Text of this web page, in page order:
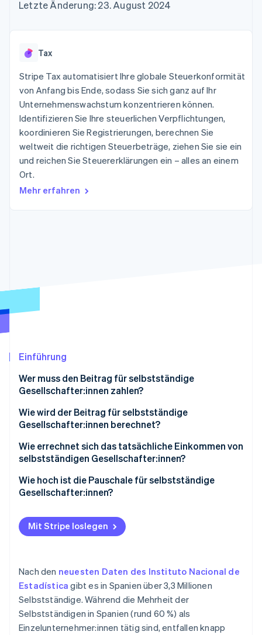
Zugriff auf mehr als
Authorization
Optimierung der
Autorisierungsraten
Link
Beschleunigter
Bezahlvorgang
Financial
Connections
Finanzdaten
Data Pipeline
Datensynchronisierung
Climate
Online-Identitätsprüfung
Stripe-Sessions 2026
Erfahren Sie, wie Stripe Lösungen für die
Jetzt ansehen
Geldmanagement
SaaS
Nach Branche
KI-Unternehmen
Gaming
Bewirtung, Reisen und
Freizeit
Versicherungen
Medien und
Organisationen
Marktplatz auf
Abonnementverwaltung
Abrechnung um
Stablecoin-gestützte
Karten ausgeben: So
geht´s
Bereitstellung und
Verwaltung von
Diensten mit Agenten
Kontakt
kontaktieren
Partner werden
Letzte Änderung: 23. August 2024
Tax
Stripe Tax automatisiert Ihre globale Steuerkonformität
von Anfang bis Ende, sodass Sie sich ganz auf Ihr
Unternehmenswachstum konzentrieren können.
Identifizieren Sie Ihre steuerlichen Verpflichtungen,
koordinieren Sie Registrierungen, berechnen Sie
weltweit die richtigen Steuerbeträge, ziehen Sie sie ein
und reichen Sie Steuererklärungen ein – alles an einem
Ort.
Mehr erfahren
Einführung
Wer muss den Beitrag für selbstständige
Gesellschafter:innen zahlen?
Wie wird der Beitrag für selbstständige
Gesellschafter:innen berechnet?
Wie errechnet sich das tatsächliche Einkommen von
selbstständigen Gesellschafter:innen?
Selbstständige Gesellschafter:innen mit
wirtschaftlicher Tätigkeit
Selbstständige Gesellschafter:innen, die von ihrem
Unternehmen ein Gehalt beziehen und noch
freiberuflich für andere Unternehmen tätig sind
Unternehmen ein Gehalt beziehen
Wie hoch ist die Pauschale für selbstständige
Gesellschafter:innen?
Mit Stripe loslegen
Nach den neuesten Daten des Instituto Nacional de
Estadística gibt es in Spanien über 3,3 Millionen
Selbstständige. Während die Mehrheit der
Selbstständigen in Spanien (rund 60 %) als
Einzelunternehmer:innen tätig sind, entfallen knapp